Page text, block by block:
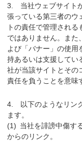
当社ウェブサイト
張っている第三者のウ
トの責任で管理され
ではありません。また
よび「バナー」の使用
持あるいは支援してい
社が当該サイトとその
責任を負うことを意味
以下のようなリン
ます。
当社を誹謗中傷す
からのリンク。